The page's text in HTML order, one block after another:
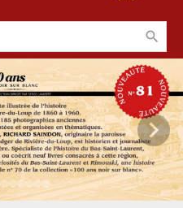
Les Éditions GID